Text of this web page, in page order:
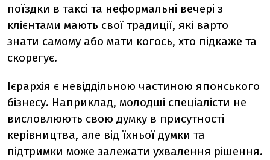
поїздки в таксі та неформальні вечері з
клієнтами мають свої традиції, які варто
знати самому або мати когось, хто підкаже та
скорегує.
Ієрархія є невіддільною частиною японського
бізнесу. Наприклад, молодші спеціалісти не
висловлюють свою думку в присутності
керівництва, але від їхньої думки та
підтримки може залежати ухвалення рішення.